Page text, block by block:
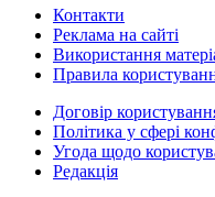
Контакти
Реклама на сайті
Використання
Правила
Договір
Політика у сфері
Угода щодо
Редакція